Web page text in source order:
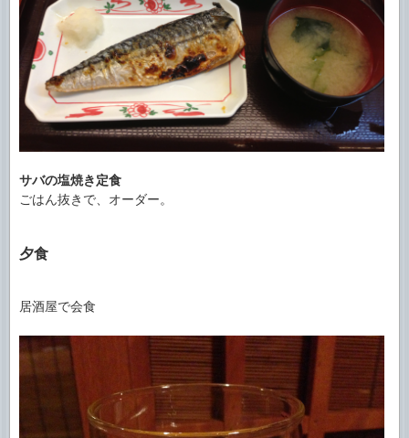
サバの塩焼き定食
ごはん抜きで、オーダー。
夕食
居酒屋で会食